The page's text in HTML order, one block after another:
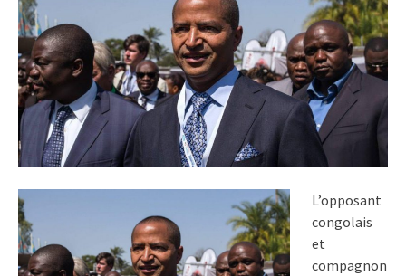
L’opposant
congolais
et
compagnon